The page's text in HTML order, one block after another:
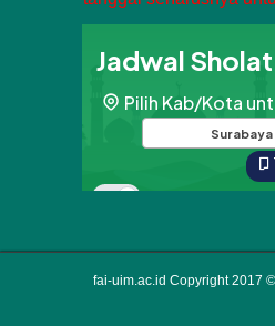
fai-uim.ac.id Copyright 2017